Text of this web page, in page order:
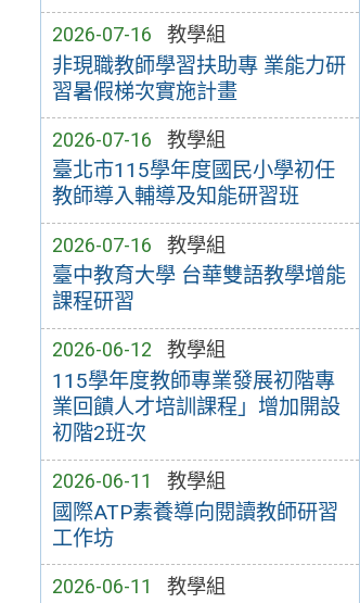
2026-07-16 教學組
非現職教師學習扶助專 業能力研
習暑假梯次實施計畫
2026-07-16 教學組
臺北市115學年度國民小學初任
教師導入輔導及知能研習班
2026-07-16 教學組
臺中教育大學 台華雙語教學增能
課程研習
2026-06-12 教學組
115學年度教師專業發展初階專
業回饋人才培訓課程」增加開設
初階2班次
2026-06-11 教學組
國際ATP素養導向閱讀教師研習
工作坊
2026-06-11 教學組